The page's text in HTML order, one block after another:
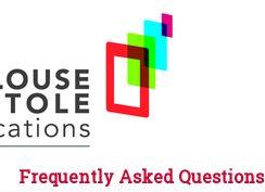
Frequently Asked Questions